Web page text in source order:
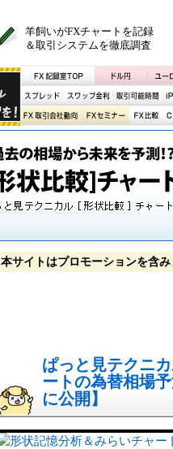
羊飼いがFXチャートを記録
＆取引システムを徹底調査
本サイトはプロモーションを含み
ぱっと見テクニ
ートの為替相場
に公開】